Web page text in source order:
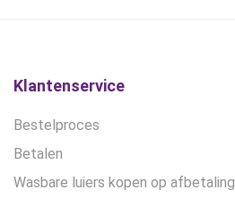
Klantenservice
Bestelproces
Betalen
Wasbare luiers kopen op afbetaling